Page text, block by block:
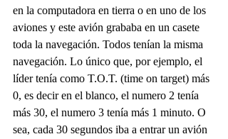
en la computadora en tierra o en uno de los
aviones y este avión grababa en un casete
toda la navegación. Todos tenían la misma
navegación. Lo único que, por ejemplo, el
líder tenía como T.O.T. (time on target) más
0, es decir en el blanco, el numero 2 tenía
más 30, el numero 3 tenía más 1 minuto. O
sea, cada 30 segundos iba a entrar un avión